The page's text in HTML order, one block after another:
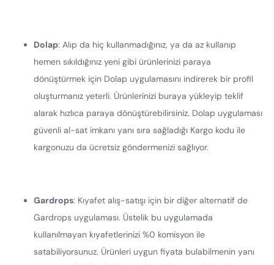
Dolap: Alıp da hiç kullanmadığınız, ya da az kullanıp
hemen sıkıldığınız yeni gibi ürünlerinizi paraya
dönüştürmek için Dolap uygulamasını indirerek bir profil
oluşturmanız yeterli. Ürünlerinizi buraya yükleyip teklif
alarak hızlıca paraya dönüştürebilirsiniz. Dolap uygulaması
güvenli al-sat imkanı yanı sıra sağladığı Kargo kodu ile
kargonuzu da ücretsiz göndermenizi sağlıyor.
Gardrops: Kıyafet alış-satışı için bir diğer alternatif de
Gardrops uygulaması. Üstelik bu uygulamada
kullanılmayan kıyafetlerinizi %0 komisyon ile
satabiliyorsunuz. Ürünleri uygun fiyata bulabilmenin yanı